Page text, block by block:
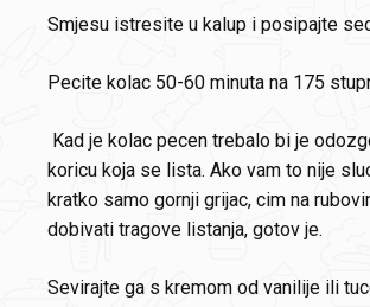
Smjesu istresite u kalup i posipajte
Pecite kolac 50-60 minuta na 175
Kad je kolac pecen trebalo bi je
koricu koja se lista. Ako vam to nije
kratko samo gornji grijac, cim na
dobivati tragove listanja, gotov je.
Sevirajte ga s kremom od vanilije ili